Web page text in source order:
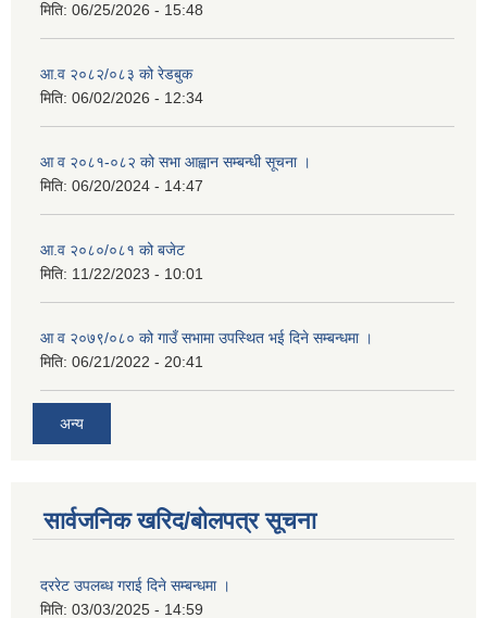
मिति: 06/25/2026 - 15:48
आ.व २०८२/०८३ को रेडबुक
मिति: 06/02/2026 - 12:34
आ व २०८१-०८२ को सभा आह्वान सम्बन्धी सूचना ।
मिति: 06/20/2024 - 14:47
आ.व २०८०/०८१ को बजेट
मिति: 11/22/2023 - 10:01
आ व २०७९/०८० को गाउँ सभामा उपस्थित भई दिने सम्बन्धमा ।
मिति: 06/21/2022 - 20:41
अन्य
सार्वजनिक खरिद/बोलपत्र सूचना
दररेट उपलब्ध गराई दिने सम्बन्धमा ।
मिति: 03/03/2025 - 14:59